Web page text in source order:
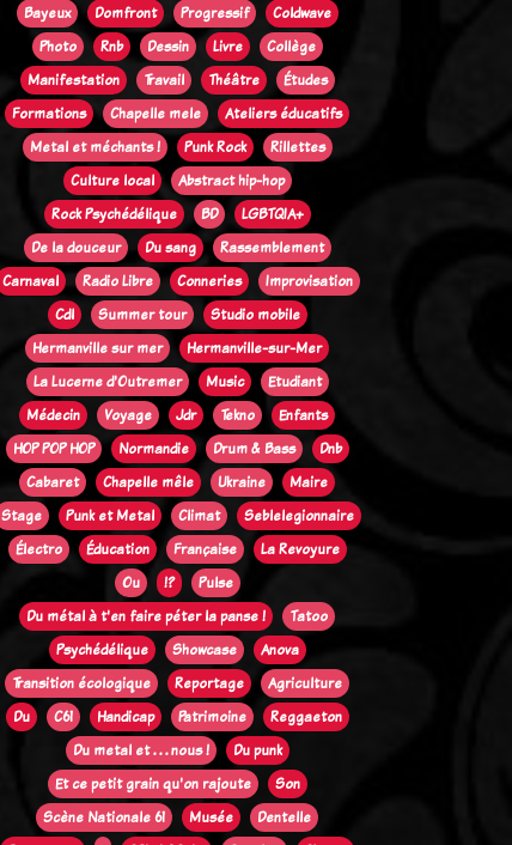
Bayeux
Domfront Progressif
Coldwave
Photo
Rnb Dessin Livre
Collège
Manifestation
Travail Théâtre
Études
Formations
Chapelle mele
Ateliers éducatifs
Metal et méchants !
Punk Rock
Rillettes
Culture local
Abstract hip-hop
Rock Psychédélique
BD
LGBTQIA+
De la douceur
Du sang
Rassemblement
Carnaval
Radio Libre Conneries
Improvisation
Cdl
Summer tour
Studio mobile
Hermanville sur mer
Hermanville-sur-Mer
La Lucerne d'Outremer
Music
Etudiant
Médecin
Voyage Jdr Tekno
Enfants
HOP POP HOP
Normandie Drum & Bass
Dnb
Cabaret
Chapelle mêle Ukraine
Maire
Stage
Punk et Metal Climat
Seblelegionnaire
Électro
Éducation Française
La Revoyure
Ou
!?
Pulse
Du métal à t'en faire péter la panse !
Tatoo
Psychédélique
Showcase
Anova
Transition écologique
Reportage
Agriculture
Du
C61 Handicap Patrimoine
Reggaeton
Du metal et . . . nous !
Du punk
Et ce petit grain qu'on rajoute
Son
Scène Nationale 61
Musée
Dentelle